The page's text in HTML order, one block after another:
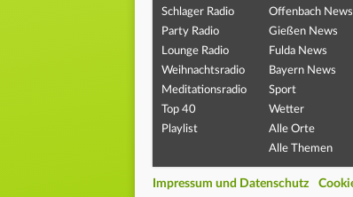
Schlager Radio
Party Radio
Lounge Radio
Weihnachtsradio
Meditationsradio
Top 40
Playlist
Offenbach News
Gießen News
Fulda News
Bayern News
Sport
Wetter
Alle Orte
Alle Themen
Impressum und Datenschutz